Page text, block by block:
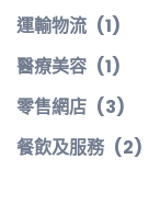
運輸物流 (1)
醫療美容 (1)
零售網店 (3)
餐飲及服務 (2)